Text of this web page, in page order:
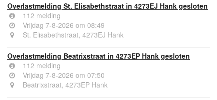
Overlastmelding St. Elisabethstraat in 4273EJ Hank gesloten
112 melding
Vrijdag 7-8-2026 om 08:49
St. Elisabethstraat, 4273EJ Hank
Overlastmelding Beatrixstraat in 4273EP Hank gesloten
112 melding
Vrijdag 7-8-2026 om 07:50
Beatrixstraat, 4273EP Hank